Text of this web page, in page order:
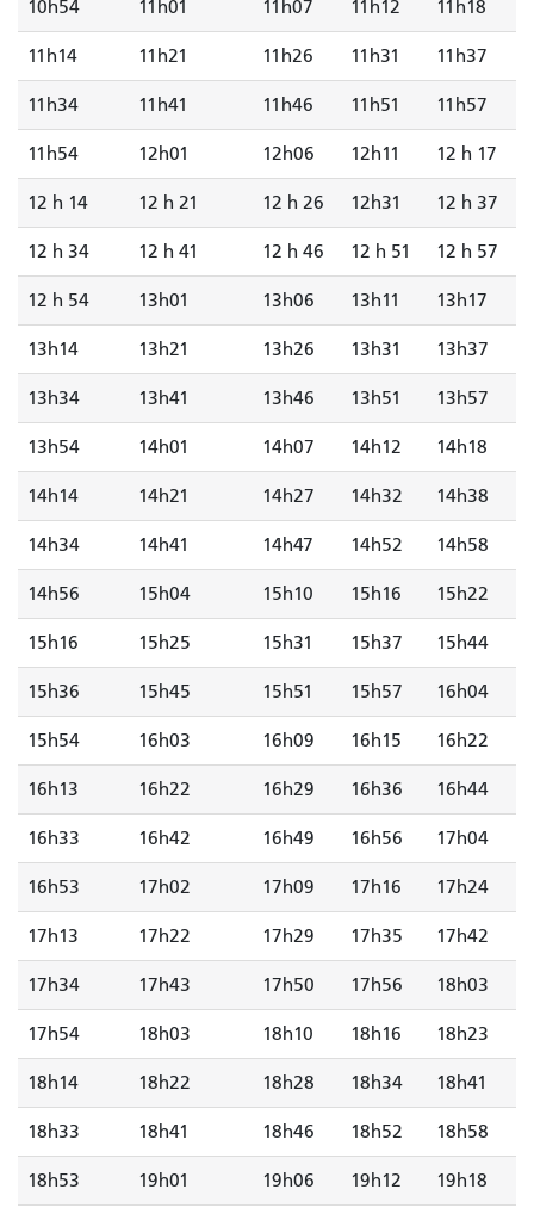
10h54 11h01 11h07 11h12 11h18
11h14 11h21 11h26 11h31 11h37
11h34 11h41 11h46 11h51 11h57
11h54 12h01 12h06 12h11 12 h 17
12 h 14 12 h 21 12 h 26 12h31 12 h 37
12 h 34 12 h 41 12 h 46 12 h 51 12 h 57
12 h 54 13h01 13h06 13h11 13h17
13h14 13h21 13h26 13h31 13h37
13h34 13h41 13h46 13h51 13h57
13h54 14h01 14h07 14h12 14h18
14h14 14h21 14h27 14h32 14h38
14h34 14h41 14h47 14h52 14h58
14h56 15h04 15h10 15h16 15h22
15h16 15h25 15h31 15h37 15h44
15h36 15h45 15h51 15h57 16h04
15h54 16h03 16h09 16h15 16h22
16h13 16h22 16h29 16h36 16h44
16h33 16h42 16h49 16h56 17h04
16h53 17h02 17h09 17h16 17h24
17h13 17h22 17h29 17h35 17h42
17h34 17h43 17h50 17h56 18h03
17h54 18h03 18h10 18h16 18h23
18h14 18h22 18h28 18h34 18h41
18h33 18h41 18h46 18h52 18h58
18h53 19h01 19h06 19h12 19h18